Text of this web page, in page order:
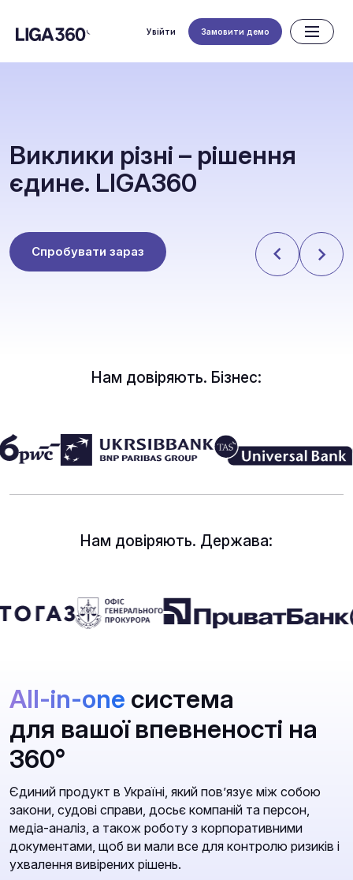
Увійти Замовити демо
Виклики різні – рішення
єдине. LIGA360
Спробувати зараз
Нам довіряють. Бізнес:
Нам довіряють. Держава:
All-in-one система
для вашої впевненості на
360°
Єдиний продукт в Україні, який повʼязує між собою
закони, судові справи, досьє компаній та персон,
медіа-аналіз, а також роботу з корпоративними
документами, щоб ви мали все для контролю ризиків і
ухвалення вивірених рішень.